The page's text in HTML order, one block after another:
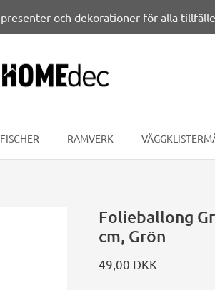
och dekorationer för alla
RAMVERK
Folieballong
cm, Grön
49,00 DKK